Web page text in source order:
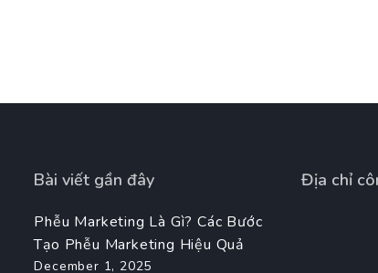
Bài viết gần đây
Phễu Marketing Là Gì? Các Bước
Tạo Phễu Marketing Hiệu Quả
December 1, 2025
Địa chỉ